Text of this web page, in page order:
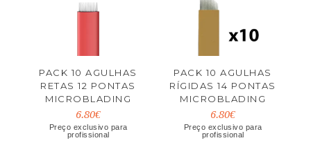
PACK 10 AGULHAS
RETAS 12 PONTAS
MICROBLADING
6.80€
Preço exclusivo para
profissional
PACK 10 AGULHAS
RÍGIDAS 14 PONTAS
MICROBLADING
6.80€
Preço exclusivo para
profissional